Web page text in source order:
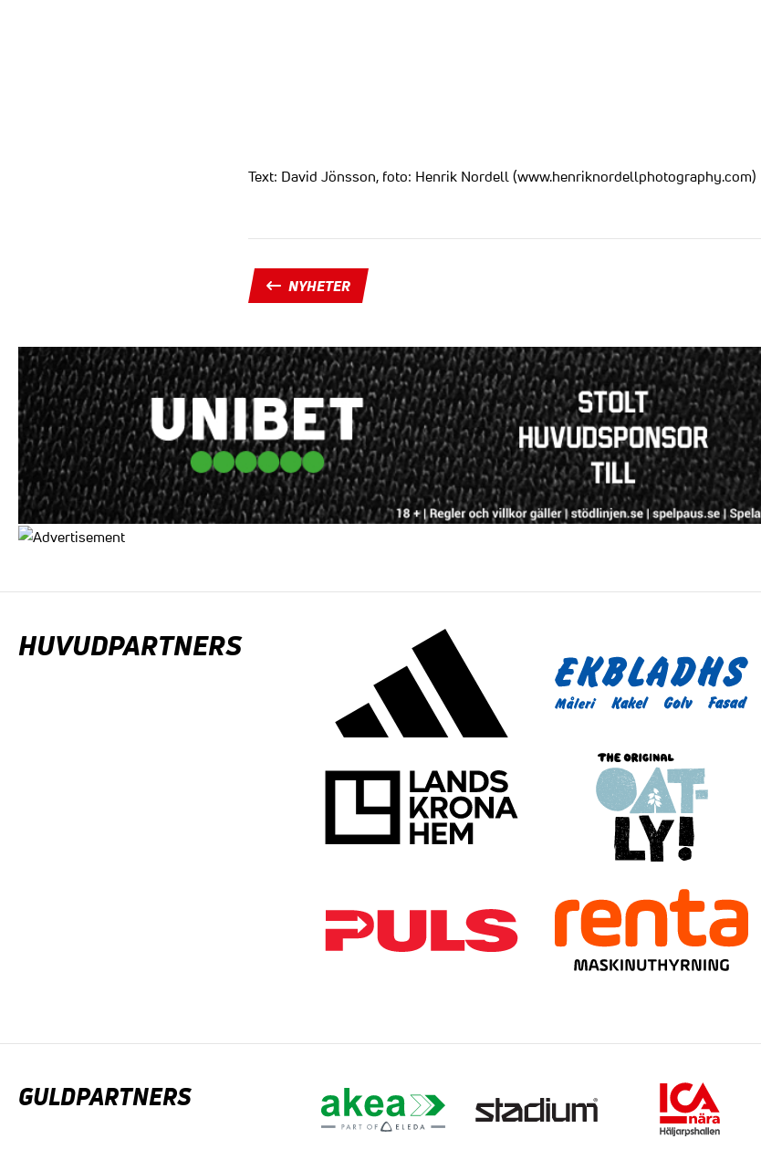
Text: David Jönsson, foto: Henrik Nordell (www.henriknordellphotography.com)
NYHETER
HUVUDPARTNERS
GULDPARTNERS